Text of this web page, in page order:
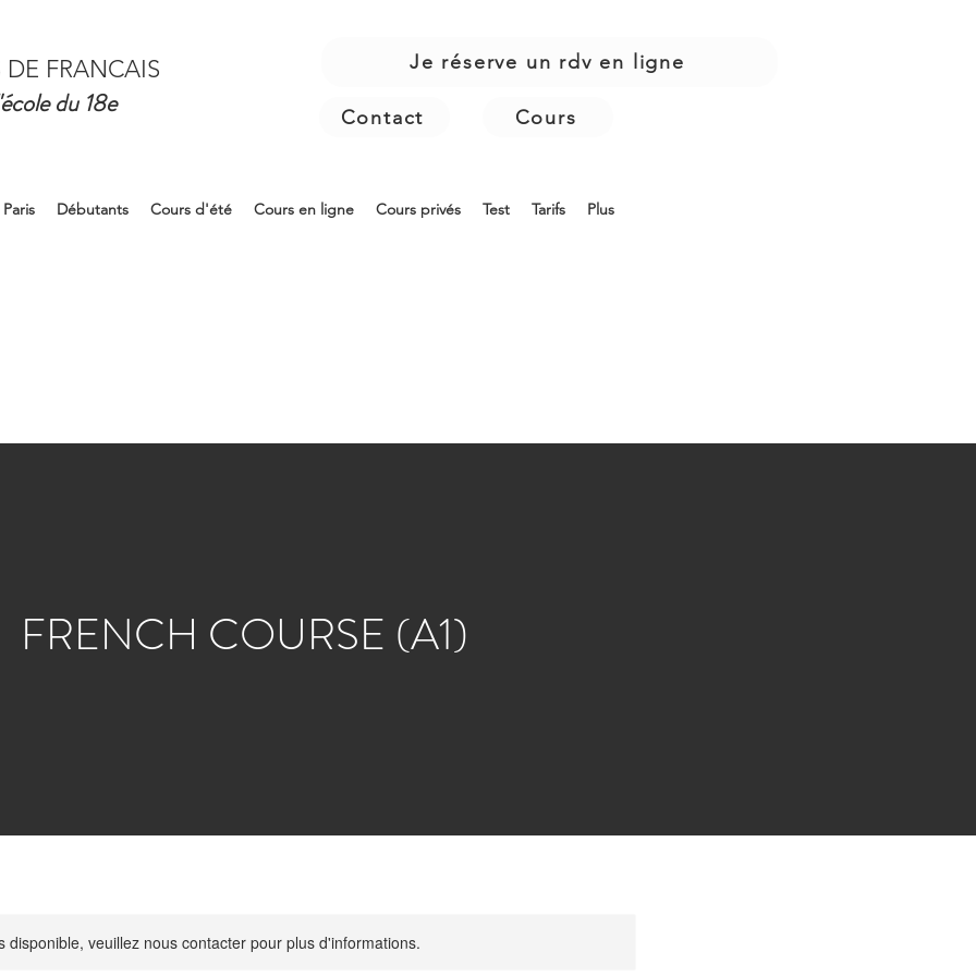
DE FRANCAIS
du 18e
Je réserve un rdv en ligne
Contact Cours
Débutants Cours d'été Cours en ligne Cours privés Test Tarifs Plus
FRENCH COURSE (A1)
disponible, veuillez nous contacter pour plus d'informations.